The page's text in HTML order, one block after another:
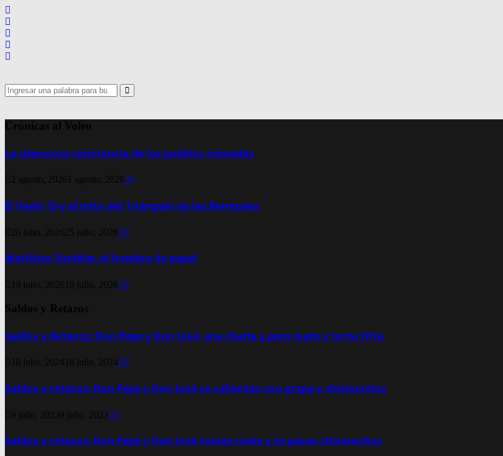
Search
for:
Search
Crónicas al Voleo
La silenciosa resistencia de los pueblos nómadas
2 agosto, 2026 1 agosto, 2026 0
El Vuelo 19 y el mito del Triángulo de las Bermudas
26 julio, 2026 25 julio, 2026 0
Matthias Sindelar, el hombre de papel
19 julio, 2026 18 julio, 2026 0
Saldos y Retazos
Saldos y Retazos: Don Pepe y Don José, una charla a puro mate y torta frita
18 julio, 2024 18 julio, 2024 0
Saldos y retazos: Don Pepe y Don José se calientan con grapa y chismecitos
9 julio, 20239 julio, 2023 0
Saldos y retazos: Don Pepe y Don José toman mate y se pasan chismecitos